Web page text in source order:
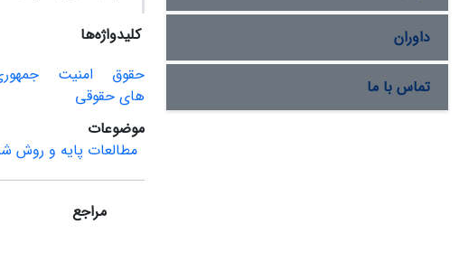
کلیدواژه‌ها
حقوق‌
امنیت‌
های حقوقی
موضوعات
مطالعات پایه و روش
مراجع
داوران
تماس با ما